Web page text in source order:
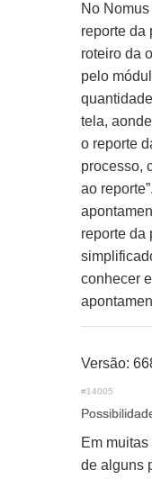
No
reporte da
roteiro da
pelo
tela,
o reporte
processo,
ao
reporte da
conhecer
Versão:
#14005
Em
de alguns